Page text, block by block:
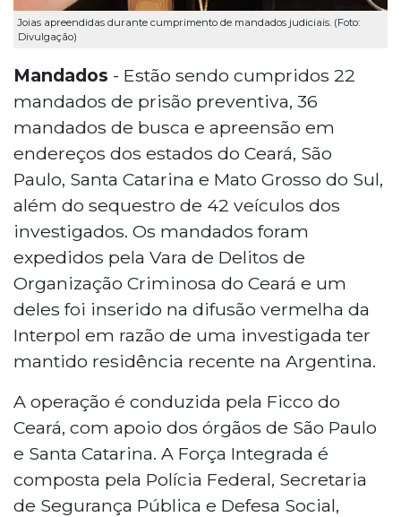
Joias apreendidas durante cumprimento de mandados judiciais. (Foto:
Divulgação)
Mandados - Estão sendo cumpridos 22
mandados de prisão preventiva, 36
mandados de busca e apreensão em
endereços dos estados do Ceará, São
Paulo, Santa Catarina e Mato Grosso do Sul,
além do sequestro de 42 veículos dos
investigados. Os mandados foram
expedidos pela Vara de Delitos de
Organização Criminosa do Ceará e um
deles foi inserido na difusão vermelha da
Interpol em razão de uma investigada ter
mantido residência recente na Argentina.
A operação é conduzida pela Ficco do
Ceará, com apoio dos órgãos de São Paulo
e Santa Catarina. A Força Integrada é
composta pela Polícia Federal, Secretaria
de Segurança Pública e Defesa Social,